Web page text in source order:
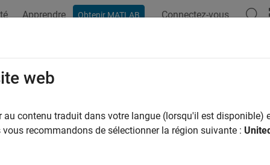
Apprendre Obtenir MATLAB Connectez-vous
la simulation des variants de
la vitesse de simulation avec les modes Fast Restart,
mode Fast Restart pour effectuer des simulations itératives
sans compiler le modèle ni mettre fin à la simulation chaque
Vous pouvez modifier les valeurs des ports d'entrée du
web
au contenu traduit dans votre langue (lorsqu'il est disponible)
vous recommandons de sélectionner la région suivante :